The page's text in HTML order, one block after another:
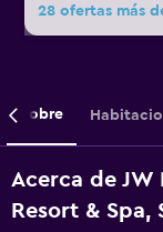
Sobre
Acerca de
Resort & Spa,